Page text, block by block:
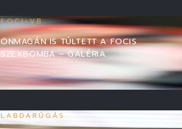
FOCI-VB
ÖNMAGÁN IS TÚLTETT A FOCIS
SZEXBOMBA – GALÉRIA
LABDARÚGÁS